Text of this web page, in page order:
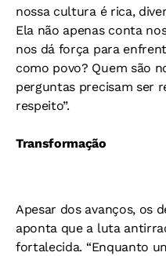
nossa cultura é rica,
Ela não apenas conta
nos dá força para
como povo? Quem são
perguntas precisam ser
respeito”.
Transformação
Apesar dos avanços, os
aponta que a luta
fortalecida. “Enquanto